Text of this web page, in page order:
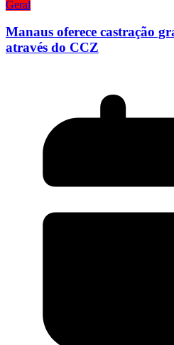
Geral
Manaus oferece castração
através do CCZ